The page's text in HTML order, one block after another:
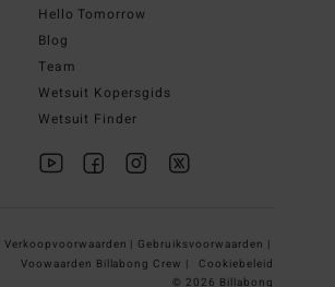
Hello Tomorrow
Blog
Team
Wetsuit Kopersgids
Wetsuit Finder
Verkoopvoorwaarden | Gebruiksvoorwaarden |
Voowaarden Billabong Crew |
Cookiebeleid
© 2026 Billabong